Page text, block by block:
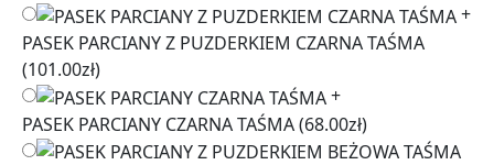
+
PASEK PARCIANY Z PUZDERKIEM CZARNA TAŚMA
(101.00zł)
+
PASEK PARCIANY CZARNA TAŚMA(68.00zł)